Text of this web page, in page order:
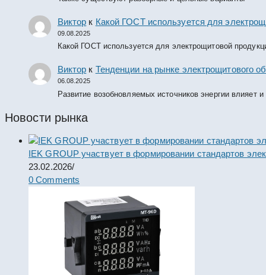
Виктор к Какой ГОСТ используется для
09.08.2025
Какой ГОСТ используется для электрощитовой
Виктор к Тенденции на рынке электрощитового
06.08.2025
Развитие возобновляемых источников энергии влияет
Новости рынка
IEK GROUP участвует в формировании стандартов
23.02.2026/
0 Comments